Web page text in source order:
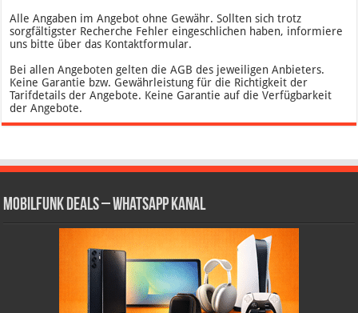
Alle Angaben im Angebot ohne Gewähr. Sollten sich trotz
sorgfältigster Recherche Fehler eingeschlichen haben, informiere
uns bitte über das Kontaktformular.
Bei allen Angeboten gelten die AGB des jeweiligen Anbieters.
Keine Garantie bzw. Gewährleistung für die Richtigkeit der
Tarifdetails der Angebote. Keine Garantie auf die Verfügbarkeit
der Angebote.
Mobilfunk Deals – WhatsApp Kanal